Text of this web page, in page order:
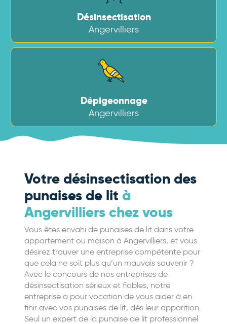
Désinsectisation
Angervilliers
Dépigeonnage
Angervilliers
Votre désinsectisation des
punaises de lit à
Angervilliers chez vous
Vous êtes envahi de punaises de lit dans votre
appartement ou maison à Angervilliers, et vous
désirez trouver une entreprise compétente pour
que cela ne soit plus qu’un mauvais souvenir ?
Avec le concours de nos entreprises de
désinsectisation sérieux et fiables, notre
entreprise a pour vocation de vous aider à en
finir avec vos punaises de lit, dès leur apparition.
Seul un expert de la punaise de lit professionnel